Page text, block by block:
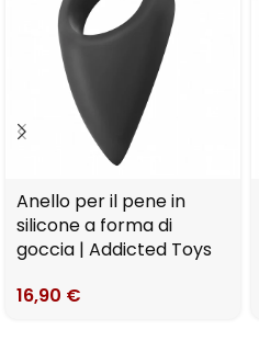
Anello per il pene in
silicone a forma di
goccia | Addicted Toys
16,90 €